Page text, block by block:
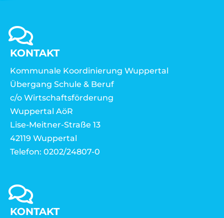
KONTAKT
Kommunale Koordinierung Wuppertal
Übergang Schule & Beruf
c/o Wirtschaftsförderung
Wuppertal AöR
Lise-Meitner-Straße 13
42119 Wuppertal
Telefon: 0202/24807-0
KONTAKT